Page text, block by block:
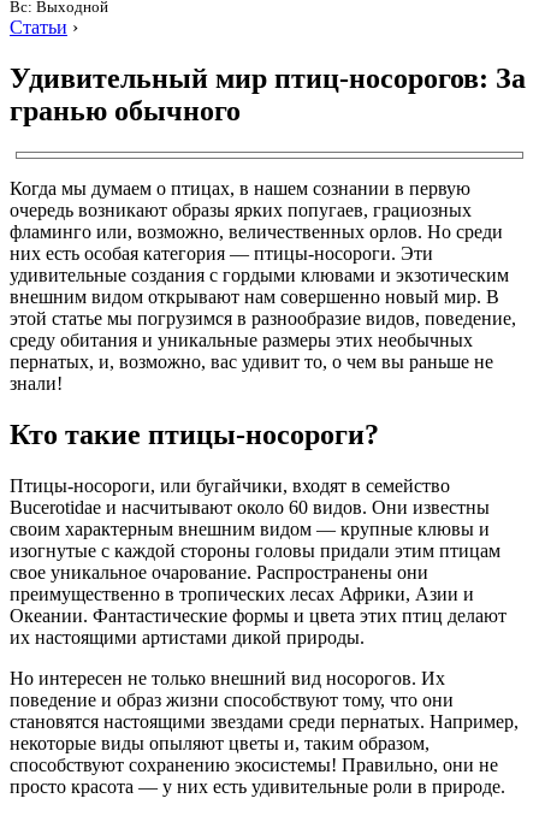
Вс: Выходной
Статьи ›
Удивительный мир птиц-носорогов: За
гранью обычного
Когда мы думаем о птицах, в нашем сознании в первую
очередь возникают образы ярких попугаев, грациозных
фламинго или, возможно, величественных орлов. Но среди
них есть особая категория — птицы-носороги. Эти
удивительные создания с гордыми клювами и экзотическим
внешним видом открывают нам совершенно новый мир. В
этой статье мы погрузимся в разнообразие видов, поведение,
среду обитания и уникальные размеры этих необычных
пернатых, и, возможно, вас удивит то, о чем вы раньше не
знали!
Кто такие птицы-носороги?
Птицы-носороги, или бугайчики, входят в семейство
Bucerotidae и насчитывают около 60 видов. Они известны
своим характерным внешним видом — крупные клювы и
изогнутые с каждой стороны головы придали этим птицам
свое уникальное очарование. Распространены они
преимущественно в тропических лесах Африки, Азии и
Океании. Фантастические формы и цвета этих птиц делают
их настоящими артистами дикой природы.
Но интересен не только внешний вид носорогов. Их
поведение и образ жизни способствуют тому, что они
становятся настоящими звездами среди пернатых. Например,
некоторые виды опыляют цветы и, таким образом,
способствуют сохранению экосистемы! Правильно, они не
просто красота — у них есть удивительные роли в природе.